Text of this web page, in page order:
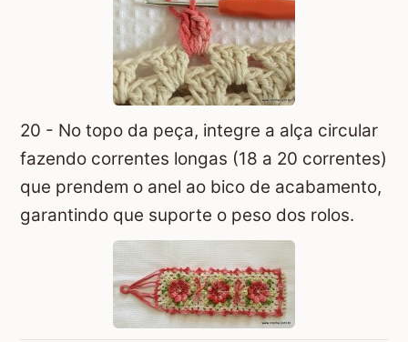
20 - No topo da peça, integre a alça circular
fazendo correntes longas (18 a 20 correntes)
que prendem o anel ao bico de acabamento,
garantindo que suporte o peso dos rolos.